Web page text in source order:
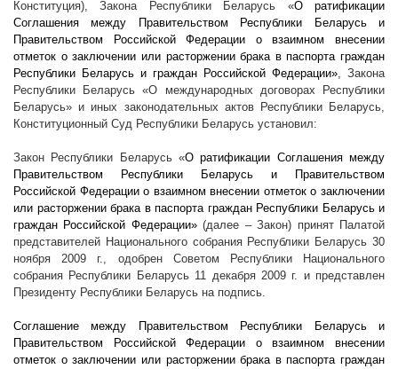
Конституция), Закона Республики Беларусь «О ратификации
Соглашения между Правительством Республики Беларусь и
Правительством Российской Федерации о взаимном внесении
отметок о заключении или расторжении брака в паспорта граждан
Республики Беларусь и граждан Российской Федерации», Закона
Республики Беларусь «О международных договорах Республики
Беларусь» и иных законодательных актов Республики Беларусь,
Конституционный Суд Республики Беларусь установил:
Закон Республики Беларусь «О ратификации Соглашения между
Правительством Республики Беларусь и Правительством
Российской Федерации о взаимном внесении отметок о заключении
или расторжении брака в паспорта граждан Республики Беларусь и
граждан Российской Федерации»(далее – Закон) принят Палатой
представителей Национального собрания Республики Беларусь 30
ноября2009 г., одобрен Советом Республики Национального
собрания Республики Беларусь 11 декабря 2009 г. и представлен
Президенту Республики Беларусь на подпись.
Соглашение между Правительством Республики Беларусь и
Правительством Российской Федерации о взаимном внесении
отметок о заключении или расторжении брака в паспорта граждан